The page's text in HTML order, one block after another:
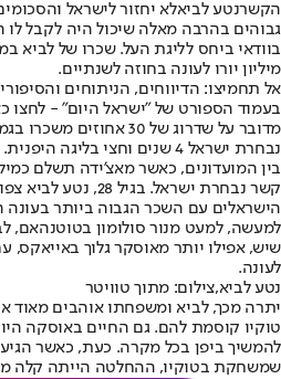
הקשרנטע לביאלא יחזור לישראל
גבוהים בהרבה מאלה שיכול היה לקבל לו
מיליון יורו לעונה בחוזה לשנתיים.
אל תחמיצו: הדיווחים, הניתוחים
בעמוד הספורט של "ישראל היום" - לחצו
מדובר על שדרוג של 30
נבחרת ישראל 4 שנים וחצי
בין המועדונים, כאשר מאצ'ידה תשלם
קשר נבחרת ישראל.
הישראלים עם השכר הגבוה ביותר בעונה
למעשה, למעט מנור סולומון בטוטנהאם,
שיש, אפילו יותר מאוסקר גלוך באייאקס,
לעונה.
נטע לביא,צילום: מתוך טוויטר
יתרה מכך, לביא ומשפחתו אוהבים מאוד
טוקיו קוסמת להם. גם החיים באוסקה
להמשיך ביפן בכל מקרה. כעת, כאשר
שמשחקת בטוקיו, ההחלטה הייתה קלה